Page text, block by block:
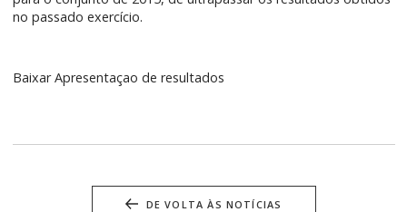
no passado exercício.
BaixarApresentaçao de resultados
DE VOLTA ÀS NOTÍCIAS